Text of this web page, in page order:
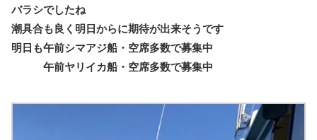
バラシでしたね
潮具合も良く明日からに期待が出来そうです
明日も午前シマアジ船・空席多数で募集中
午前ヤリイカ船・空席多数で募集中